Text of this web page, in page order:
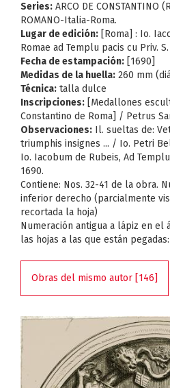
Series: ARCO DE CONSTANTINO
ROMANO-Italia-Roma.
Lugar de edición: [Roma] : Io.
Romae ad Templu pacis cu Priv.
Fecha de estampación: [1690]
Medidas de la huella: 260 mm
Técnica: talla dulce
Inscripciones: [Medallones
Constantino de Roma] / Petrus
Observaciones: Il. sueltas de:
triumphis insignes ... / Io. Petri
Io. Iacobum de Rubeis, Ad
1690.
Contiene: Nos. 32-41 de la obra.
inferior derecho (parcialmente
recortada la hoja)
Numeración antigua a lápiz en
las hojas a las que están
Obras del mismo autor [146]